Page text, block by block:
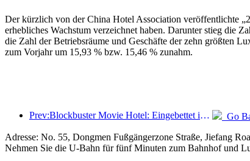
Der kürzlich von der China Hotel Association veröffentlichte
erhebliches Wachstum verzeichnet haben. Darunter stieg die
die Zahl der Betriebsräume und Geschäfte der zehn größten
zum Vorjahr um 15,93 % bzw. 15,46 % zunahm.
Prev:Blockbuster Movie Hotel: Eingebettet in eine Reise aus Licht und Schatten definiert Blockbuster Movie Hotel ein neues Reiseerlebnis
Go
Adresse: No. 55, Dongmen Fußgängerzone Straße, Jiefang
Nehmen Sie die U-Bahn für fünf Minuten zum Bahnhof und